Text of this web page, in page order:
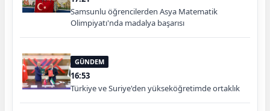
Samsunlu öğrencilerden Asya Matematik
Olimpiyatı'nda madalya başarısı
GÜNDEM
16:53
Türkiye ve Suriye'den yükseköğretimde ortaklık